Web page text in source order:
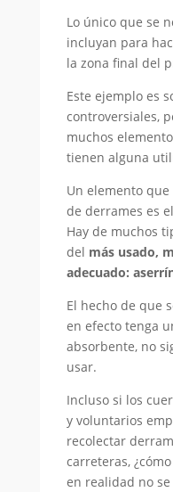
Lo único que se
incluyan para
la zona final del
Este ejemplo es
controversiales,
muchos
tienen alguna
Un elemento
de derrames es el
Hay de muchos
del más usado,
adecuado:
El hecho de que
en efecto tenga
absorbente, no
usar.
Incluso si los
y voluntarios
recolectar
carreteras,
en realidad no